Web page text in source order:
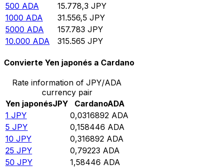
500 ADA 15.778,3 JPY
1000 ADA 31.556,5 JPY
5000 ADA 157.783 JPY
10.000 ADA 315.565 JPY
Convierte Yen japonés a Cardano
Rate information of JPY/ADA
currency pair
Yen japonésJPY CardanoADA
1 JPY 0,0316892 ADA
5 JPY 0,158446 ADA
10 JPY 0,316892 ADA
25 JPY 0,79223 ADA
50 JPY 1,58446 ADA